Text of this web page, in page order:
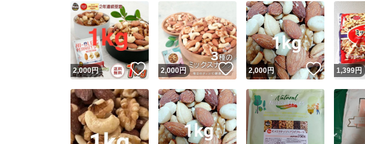
2,000円 いいね！
2,000円 いいね！
2,000円 いいね！
1,399円